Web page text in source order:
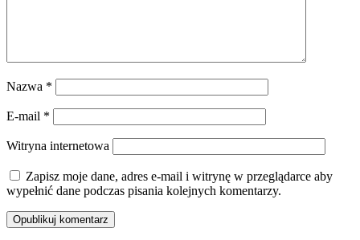
Nazwa *
E-mail *
Witryna internetowa
Zapisz moje dane, adres e-mail i witrynę w przeglądarce aby
wypełnić dane podczas pisania kolejnych komentarzy.